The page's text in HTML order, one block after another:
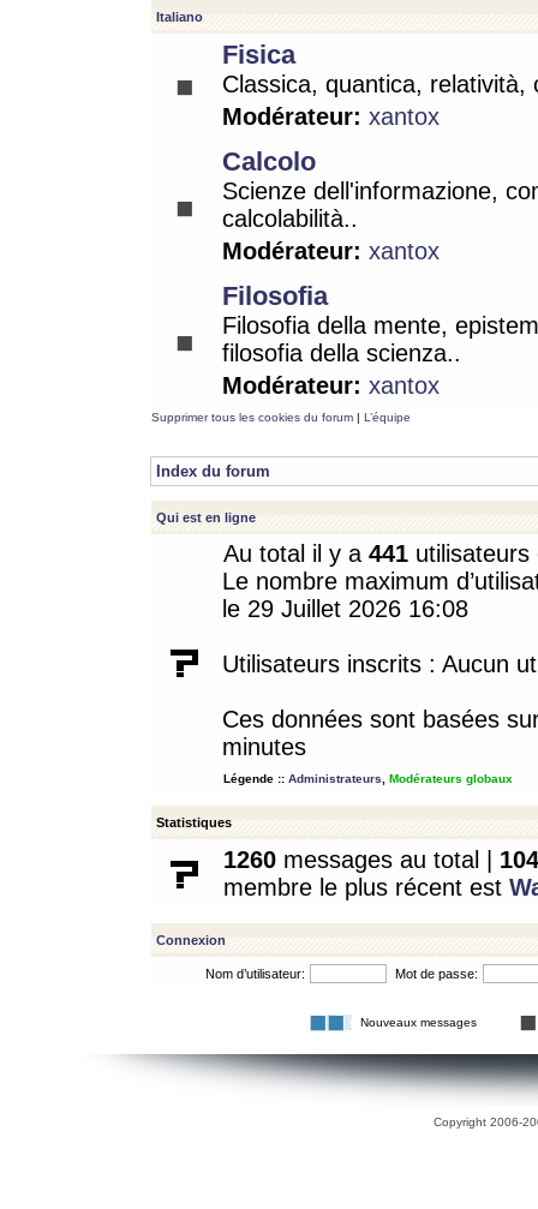
Italiano
Fisica
Classica, quantica, relatività,
Modérateur: xantox
Calcolo
Scienze dell'informazione,
calcolabilità..
Modérateur: xantox
Filosofia
Filosofia della mente,
filosofia della scienza..
Modérateur: xantox
Supprimer tous les cookies du forum | L’équipe
Index du forum
Qui est en ligne
Au total il y a 441
Le nombre maximum
le 29 Juillet 2026 16:08
Utilisateurs inscrits : Aucun
Ces données sont basées
minutes
Légende :: Administrateurs Modérateurs globaux
Statistiques
1260 messages au total | 104
membre le plus récent est
Connexion
Nom d’utilisateur: Mot de passe:
Nouveaux messages
Copyright 2006-